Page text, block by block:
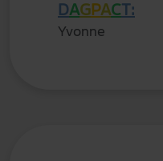
DAG PACT:
Yvonne